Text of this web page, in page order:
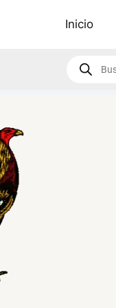
Inicio
Búsqueda
de